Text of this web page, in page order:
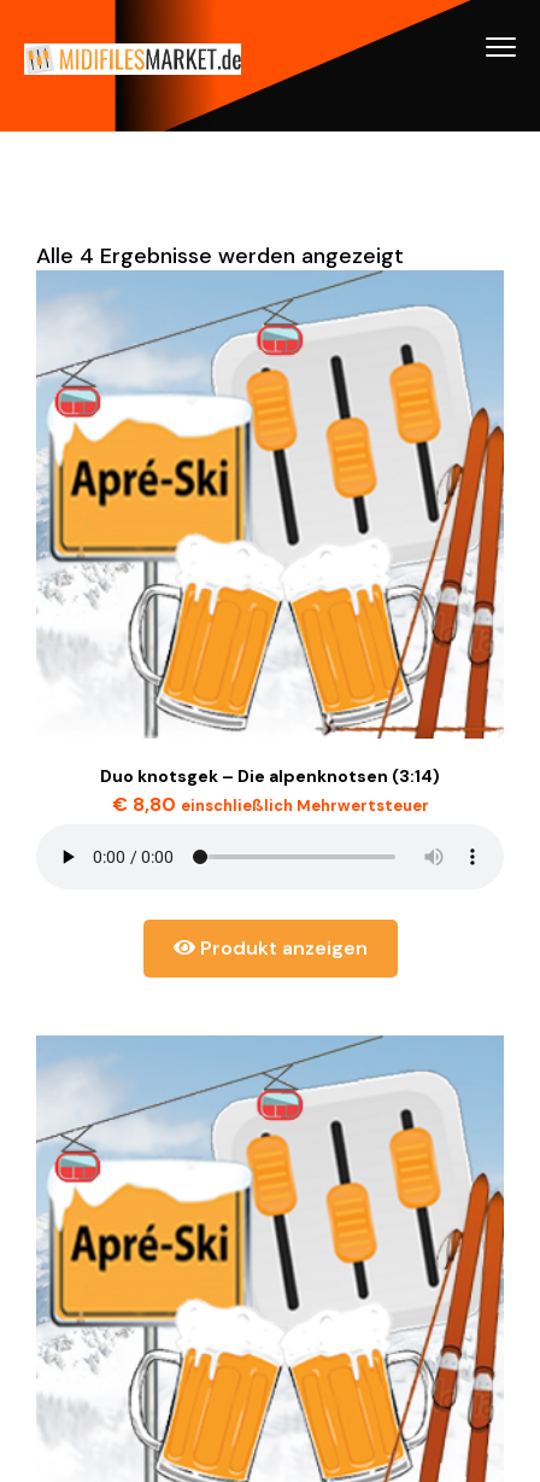
Alle 4 Ergebnisse werden angezeigt
Duo knotsgek – Die alpenknotsen (3:14)
€8,80 einschließlich Mehrwertsteuer
Produkt anzeigen